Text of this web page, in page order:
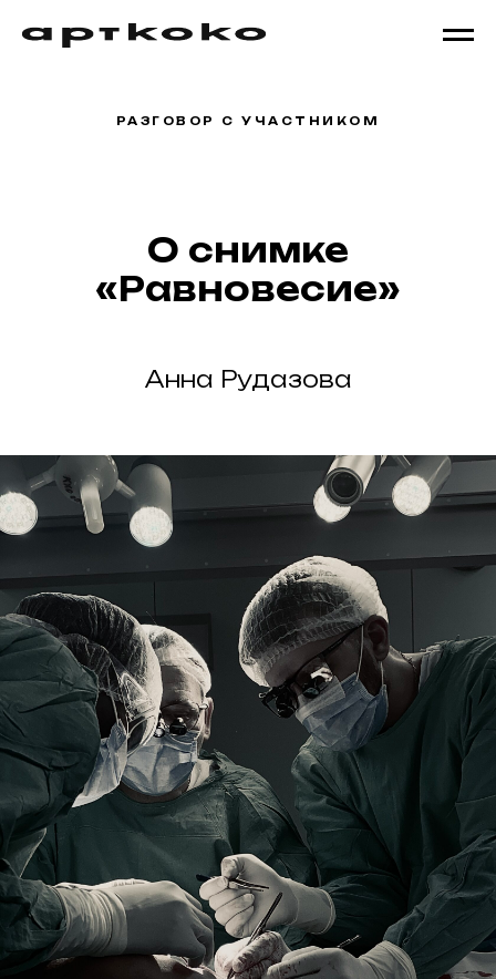
РАЗГОВОР С УЧАСТНИКОМ
О снимке
«Равновесие»
Анна Рудазова